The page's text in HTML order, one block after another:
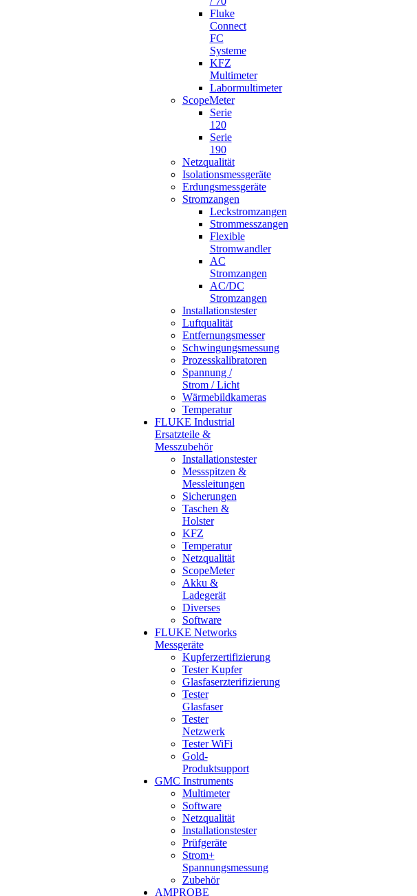
Fluke
Connect
FC
Systeme
KFZ
Multimeter
Labormultimeter
ScopeMeter
Serie
120
Serie
190
Netzqualität
Isolationsmessgeräte
Erdungsmessgeräte
Stromzangen
Leckstromzangen
Strommesszangen
Flexible
Stromwandler
AC
Stromzangen
AC/DC
Stromzangen
Installationstester
Luftqualität
Entfernungsmesser
Schwingungsmessung
Prozesskalibratoren
Spannung /
Strom / Licht
Wärmebildkameras
Temperatur
FLUKE Industrial
Ersatzteile &
Messzubehör
Installationstester
Messspitzen &
Messleitungen
Sicherungen
Taschen &
Holster
KFZ
Temperatur
Netzqualität
ScopeMeter
Akku &
Ladegerät
Diverses
Software
FLUKE Networks
Messgeräte
Kupferzertifizierung
Tester Kupfer
Glasfaserzterifizierung
Tester
Glasfaser
Tester
Netzwerk
Tester WiFi
Gold-
Produktsupport
GMC Instruments
Multimeter
Software
Netzqualität
Installationstester
Prüfgeräte
Strom+
Spannungsmessung
Zubehör
AMPROBE